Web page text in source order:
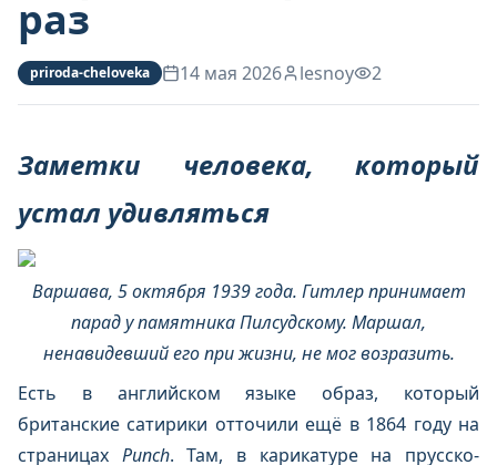
раз
priroda-cheloveka 14 мая 2026 lesnoy 2
Заметки человека, который
устал удивляться
Варшава, 5 октября 1939 года. Гитлер принимает
парад у памятника Пилсудскому. Маршал,
ненавидевший его при жизни, не мог возразить.
Есть в английском языке образ, который
британские сатирики отточили ещё в 1864 году на
страницах Punch. Там, в карикатуре на прусско-